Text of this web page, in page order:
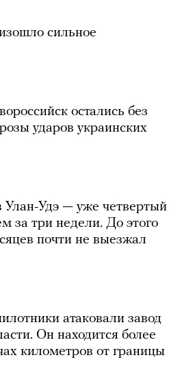
сильное
остались без
ударов украинских
Улан-Удэ — уже четвертый
за три недели. До этого
почти не выезжал
атаковали завод
Он находится более
километров от границы